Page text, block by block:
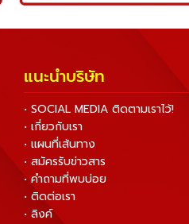
แนะนำบริษัท
• SOCIAL MEDIA ติดตามเราไว้!
• เกี่ยวกับเรา
• แผนที่เส้นทาง
• สมัครรับข่าวสาร
• คำถามที่พบบ่อย
• ติดต่อเรา
• ลิงค์